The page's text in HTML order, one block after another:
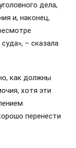
дела,
и, наконец,
– сказала
как должны
хотя эти
перенести